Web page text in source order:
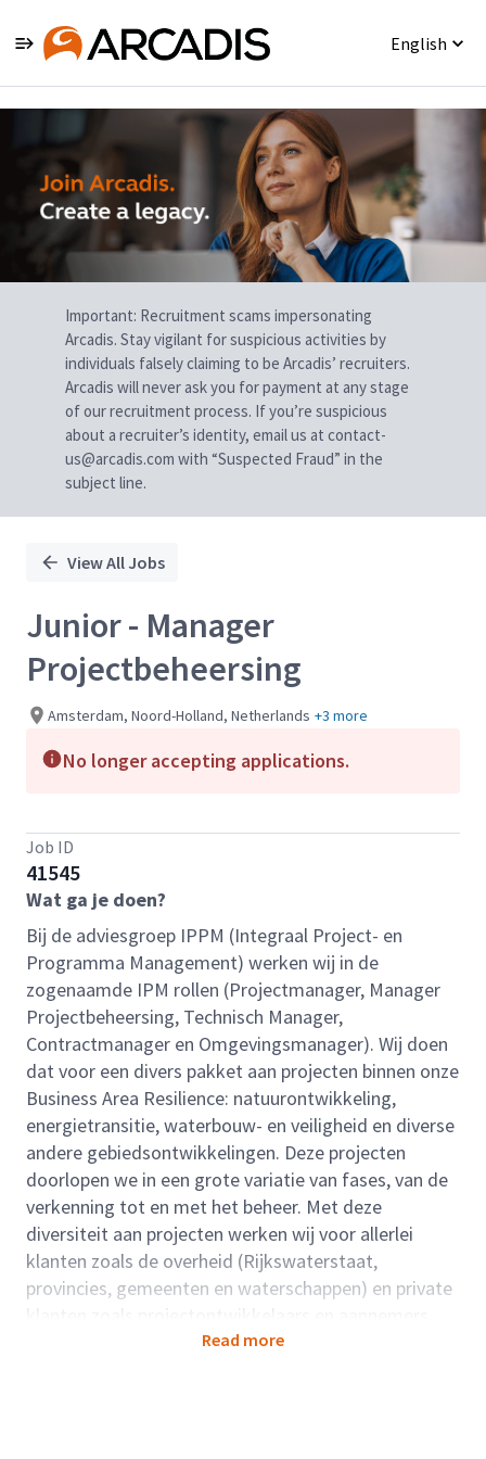
English
Single
Position
Important: Recruitment scams impersonating
Arcadis. Stay vigilant for suspicious activities by
individuals falsely claiming to be Arcadis’ recruiters.
Arcadis will never ask you for payment at any stage
of our recruitment process. If you’re suspicious
about a recruiter’s identity, email us at contact-
us@arcadis.com with “Suspected Fraud” in the
subject line.
View All Jobs
Junior - Manager
Projectbeheersing
Amsterdam, Noord-Holland, Netherlands +3 more
No longer accepting applications.
Job ID
41545
Wat ga je doen?
Bij de adviesgroep IPPM (Integraal Project- en
Programma Management) werken wij in de
zogenaamde IPM rollen (Projectmanager, Manager
Projectbeheersing, Technisch Manager,
Contractmanager en Omgevingsmanager). Wij doen
dat voor een divers pakket aan projecten binnen onze
Business Area Resilience: natuurontwikkeling,
energietransitie, waterbouw- en veiligheid en diverse
andere gebiedsontwikkelingen. Deze projecten
doorlopen we in een grote variatie van fases, van de
verkenning tot en met het beheer. Met deze
diversiteit aan projecten werken wij voor allerlei
klanten zoals de overheid (Rijkswaterstaat,
provincies, gemeenten en waterschappen) en private
klanten zoals projectontwikkelaars en aannemers.
Onze groeiende groep bestaat uit 5 regionaal
Read more